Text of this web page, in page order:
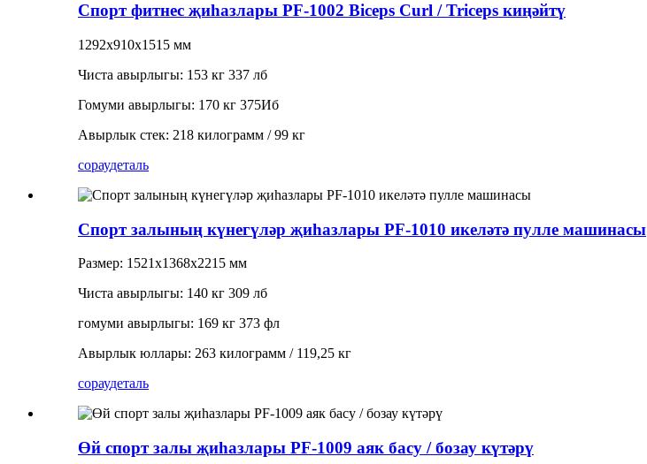
Спорт фитнес җиһазлары PF-1002 Biceps Curl / Triceps киңәйтү
1292x910x1515 мм
Чиста авырлыгы: 153 кг 337 лб
Гомуми авырлыгы: 170 кг 375Иб
Авырлык стек: 218 килограмм / 99 кг
сораудеталь
Спорт залының күнегүләр җиһазлары PF-1010 икеләтә пулле машинасы
Размер: 1521х1368х2215 мм
Чиста авырлыгы: 140 кг 309 лб
гомуми авырлыгы: 169 кг 373 фл
Авырлык юллары: 263 килограмм / 119,25 кг
сораудеталь
Өй спорт залы җиһазлары PF-1009 аяк басу / бозау күтәрү